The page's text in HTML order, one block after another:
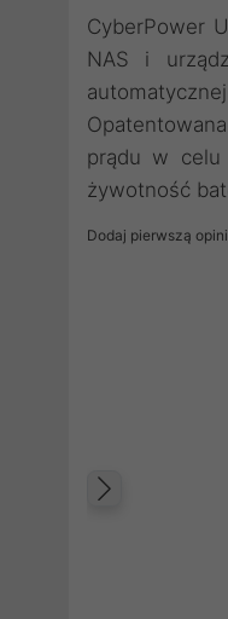
CyberPower
NAS i
prądu w celu
żywotność
Dodaj pierwszą